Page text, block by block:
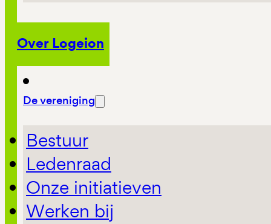
Over Logeion
De vereniging
Bestuur
Ledenraad
Onze initiatieven
Werken bij